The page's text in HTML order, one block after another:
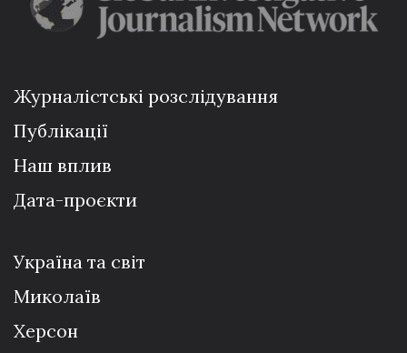
Журналістські розслідування
Публікації
Наш вплив
Дата-проєкти
Україна та світ
Миколаїв
Херсон